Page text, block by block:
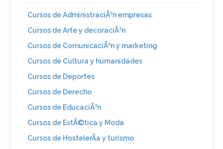
Cursos de AdministraciÃ³n empresas
Cursos de Arte y decoraciÃ³n
Cursos de ComunicaciÃ³n y marketing
Cursos de Cultura y humanidades
Cursos de Deportes
Cursos de Derecho
Cursos de EducaciÃ³n
Cursos de EstÃ©tica y Moda
Cursos de HostelerÃ­a y turismo